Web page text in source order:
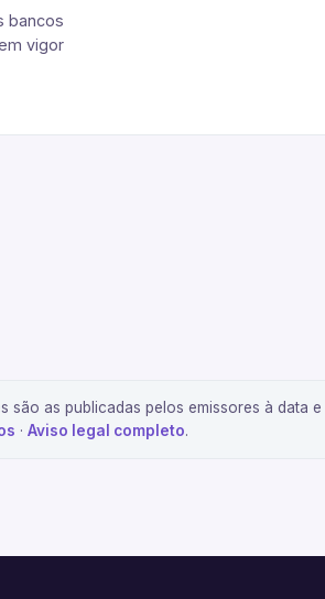
bancos
vigor
são as publicadas pelos emissores à data
· Aviso legal completo.